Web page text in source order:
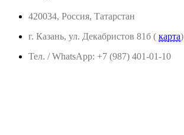
420034, Россия, Татарстан
г. Казань, ул. Декабристов 81б ( карта)
Тел. / WhatsApp: +7 (987) 401-01-10